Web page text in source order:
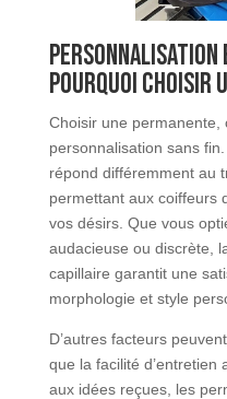
Personnalisation
pourquoi choisir
Choisir une permanente,
personnalisation sans
répond différemment au
permettant aux coiffeurs
vos désirs. Que vous
audacieuse ou discrète,
capillaire garantit une
morphologie et style
D’autres facteurs
que la facilité d’entretien
aux idées reçues, les